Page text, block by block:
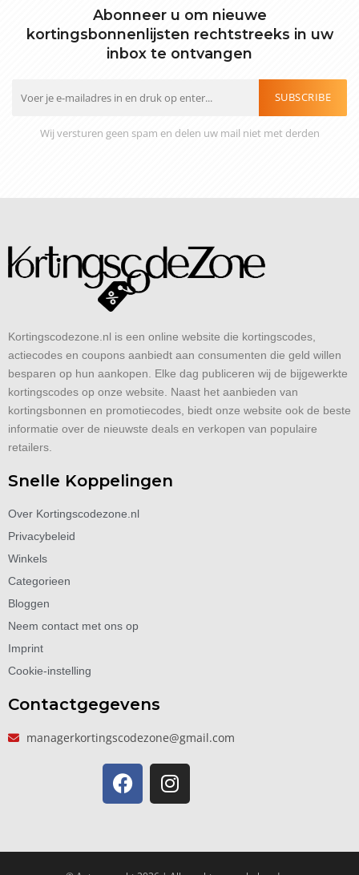
Abonneer u om nieuwe
kortingsbonnenlijsten rechtstreeks in uw
inbox te ontvangen
SUBSCRIBE
Wij versturen geen spam en delen uw mail niet met derden
Kortingscodezone.nl is een online website die kortingscodes,
actiecodes en coupons aanbiedt aan consumenten die geld willen
besparen op hun aankopen. Elke dag publiceren wij de bijgewerkte
kortingscodes op onze website. Naast het aanbieden van
kortingsbonnen en promotiecodes, biedt onze website ook de beste
informatie over de nieuwste deals en verkopen van populaire
retailers.
Snelle Koppelingen
Over Kortingscodezone.nl
Privacybeleid
Winkels
Categorieen
Bloggen
Neem contact met ons op
Imprint
Cookie-instelling
Contactgegevens
managerkortingscodezone@gmail.com